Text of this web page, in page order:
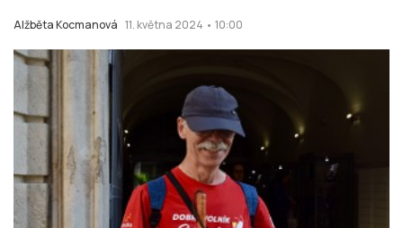
Alžběta Kocmanová 11. května 2024 • 10:00